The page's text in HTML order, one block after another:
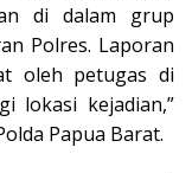
di dalam grup
Polres. Laporan
oleh petugas di
lokasi kejadian,”
Papua Barat.